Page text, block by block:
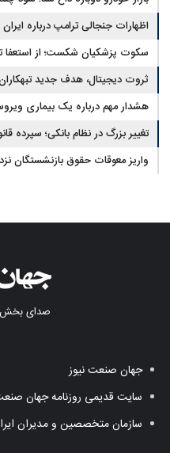
اظهارات جنجالی ترامپ درباره ایران
سکوت پزشکیان شکست؛ از استعفا
ثروت دیجیتال، هدف جدید
یافت
هشدار مهم درباره یک بیماری
تغییر بزرگ در نظام بانکی؛ سپرده
واریز معوقات حقوق بازنشستگان
صدای
جهان صنعت نیوز
سایت قدیمی روزنامه جهان
سازمان متخصصین و مدیران